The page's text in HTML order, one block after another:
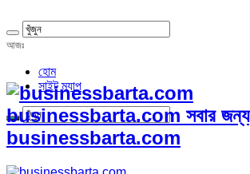
আজঃ
হোম
সাইট ম্যাপ
businessbarta.com সবার জন্য
businessbarta.com